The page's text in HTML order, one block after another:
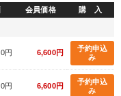
専門家
会員価格 購 入
円 6,600円
予約申込
み
円 6,600円
予約申込
み